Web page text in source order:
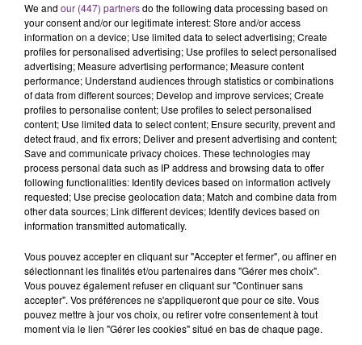
L'INSPECTION DU TRAVAIL RAPPELLE À
L'ORDRE SUR LES CONDITIONS DE...
Alors que les dates de début des vendange 2026
s'est avéré être plus précoce que prévu,
l'inspection du Travail en profite pour rappeler
les conditions de...
UN FEU DE REMORQUE BLOQUE LA
Un feu de remorque s'est déclaré ce mercredi en
fin de matinée sur l'A34.
TITRES DIFFUSÉS
We and our (447) partnersdo the following data processing based on
your consent and/or our legitimate interest: Store and/or access
information on a device; Use limited data to select advertising; Create
profiles for personalised advertising; Use profiles to select personalised
advertising; Measure advertising performance; Measure content
performance; Understand audiences through statistics or combinations
of data from different sources; Develop and improve services; Create
profiles to personalise content; Use profiles to select personalised
content; Use limited data to select content; Ensure security, prevent and
detect fraud, and fix errors; Deliver and present advertising and content;
Save and communicate privacy choices. These technologies may
process personal data such as IP address and browsing data to offer
following functionalities: Identify devices based on information actively
requested; Use precise geolocation data; Match and combine data from
other data sources; Link different devices; Identify devices based on
information transmitted automatically.
Vous pouvez accepter en cliquant sur "Accepter et fermer", ou affiner en
sélectionnant les finalités et/ou partenaires dans "Gérer mes choix".
Vous pouvez également refuser en cliquant sur "Continuer sans
accepter". Vos préférences ne s'appliqueront que pour ce site. Vous
pouvez mettre à jour vos choix, ou retirer votre consentement à tout
moment via le lien "Gérer les cookies" situé en bas de chaque page.